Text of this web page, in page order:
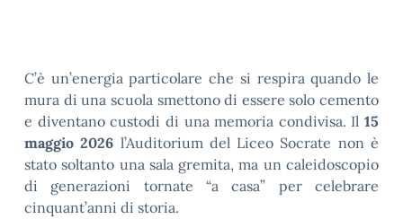
C’è un’energia particolare che si respira quando le
mura di una scuola smettono di essere solo cemento
e diventano custodi di una memoria condivisa. Il 15
maggio 2026 l’Auditorium del Liceo Socrate non è
stato soltanto una sala gremita, ma un caleidoscopio
di generazioni tornate “a casa” per celebrare
cinquant’anni di storia.